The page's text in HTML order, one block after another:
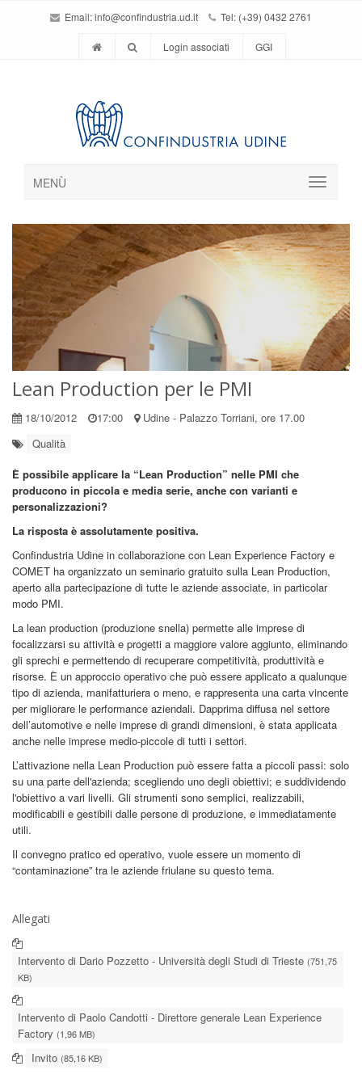
Email:info@confindustria.ud.it Tel: (+39) 0432 2761
Login associati GGI
MENÙ
Lean Production per le PMI
18/10/2012 17:00
Udine - Palazzo Torriani, ore 17.00
Qualità
È possibile applicare la “Lean Production” nelle PMI che
producono in piccola e media serie, anche con varianti e
personalizzazioni?
La risposta è assolutamente positiva.
Confindustria Udine in collaborazione con Lean Experience Factory e
COMET ha organizzato un seminario gratuito sulla Lean Production,
aperto alla partecipazione di tutte le aziende associate, in particolar
modo PMI.
La lean production (produzione snella) permette alle imprese di
focalizzarsi su attività e progetti a maggiore valore aggiunto, eliminando
gli sprechi e permettendo di recuperare competitività, produttività e
risorse. È un approccio operativo che può essere applicato a qualunque
tipo di azienda, manifatturiera o meno, e rappresenta una carta vincente
per migliorare le performance aziendali. Dapprima diffusa nel settore
dell’automotive e nelle imprese di grandi dimensioni, è stata applicata
anche nelle imprese medio-piccole di tutti i settori.
L’attivazione nella Lean Production può essere fatta a piccoli passi: solo
su una parte dell'azienda; scegliendo uno degli obiettivi; e suddividendo
l'obiettivo a vari livelli. Gli strumenti sono semplici, realizzabili,
modificabili e gestibili dalle persone di produzione, e immediatamente
utili.
Il convegno pratico ed operativo, vuole essere un momento di
“contaminazione” tra le aziende friulane su questo tema.
Allegati
Intervento di Dario Pozzetto - Università degli Studi di Trieste (751,75
KB)
Intervento di Paolo Candotti - Direttore generale Lean Experience
Factory (1,96 MB)
Invito (85,16 KB)